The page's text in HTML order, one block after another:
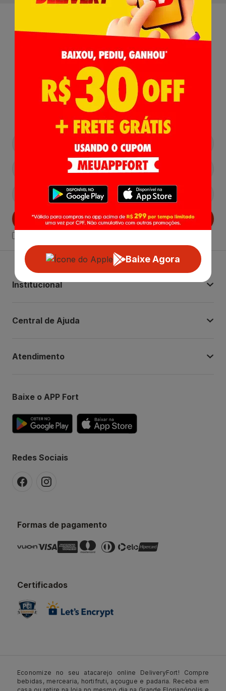
Baixe Agora
Receba nossas Novidades ,
Lançamentos e Promoções!
Cadastrar
Institucional
Central de Ajuda
Atendimento
Baixe o APP Fort
Redes Sociais
Formas de pagamento
Certificados
Economize no seu atacarejo online DeliveryFort! Compre
bebidas, mercearia, hortifruti, açougue e padaria. Receba em